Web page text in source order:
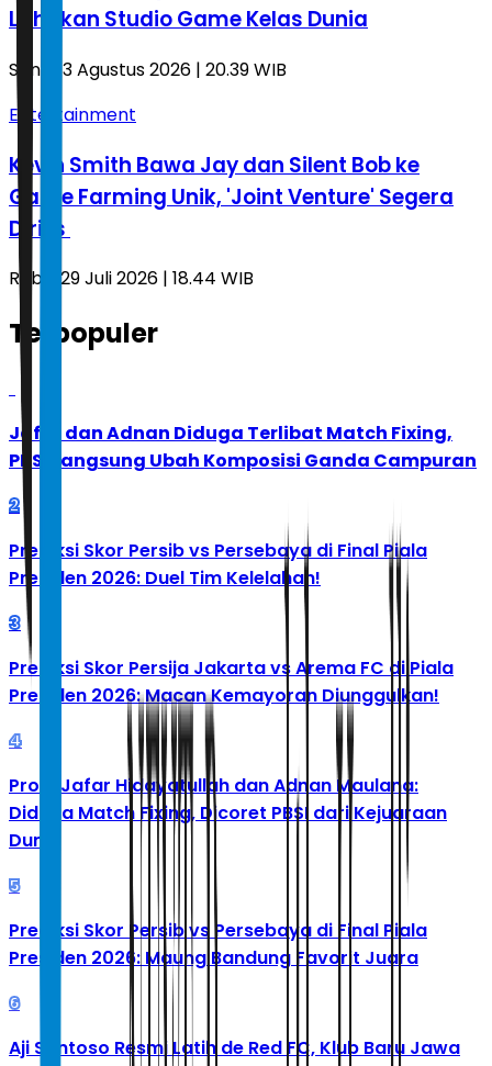
Lahirkan Studio Game Kelas Dunia
Senin, 3 Agustus 2026 | 20.39 WIB
Entertainment
Kevin Smith Bawa Jay dan Silent Bob ke
Game Farming Unik, 'Joint Venture' Segera
Dirilis
Rabu, 29 Juli 2026 | 18.44 WIB
Terpopuler
Jafar dan Adnan Diduga Terlibat Match Fixing,
PBSI Langsung Ubah Komposisi Ganda Campuran
2
Prediksi Skor Persib vs Persebaya di Final Piala
Presiden 2026: Duel Tim Kelelahan!
3
Prediksi Skor Persija Jakarta vs Arema FC di Piala
Presiden 2026: Macan Kemayoran Diunggulkan!
4
Profil Jafar Hidayatullah dan Adnan Maulana:
Diduga Match Fixing, Dicoret PBSI dari Kejuaraan
Dunia
5
Prediksi Skor Persib vs Persebaya di Final Piala
Presiden 2026: Maung Bandung Favorit Juara
6
Aji Santoso Resmi Latih de Red FC, Klub Baru Jawa